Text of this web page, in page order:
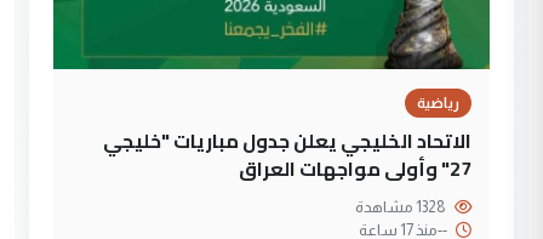
رياضية
الاتحاد الخليجي يعلن جدول مباريات "خليجي
27" وأولى مواجهات العراق
--منذ 17 ساعة